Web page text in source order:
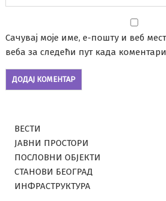
Сачувај моје име, е-пошту и веб
веба за следећи пут када
ВЕСТИ
ЈАВНИ ПРОСТОРИ
ПОСЛОВНИ ОБЈЕКТИ
СТАНОВИ БЕОГРАД
ИНФРАСТРУКТУРА